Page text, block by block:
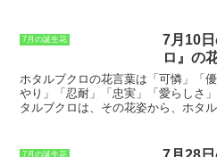
は「陽気」「不安」です。「陽気」
な色合いからイメージされたもので
咲くことから、夏の不安定な天気を
たものです。ユリ（黄）は、花壇や
ます。 日当たりと水はけの良い場所
の華やかな見た目から、フラワーア
7月の誕生花
7月10
ロ』の
ホタルブクロの花言葉は「可憐」「
やり」「忍耐」「忠実」「愛らしさ」
タルブクロは、その花姿から、ホタ
り、その根には、利尿や消炎などの
7月の誕生花